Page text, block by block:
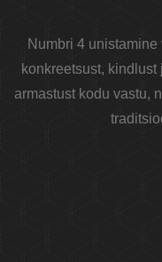
Numbri 4
konkreetsust,
armastust kodu vastu,